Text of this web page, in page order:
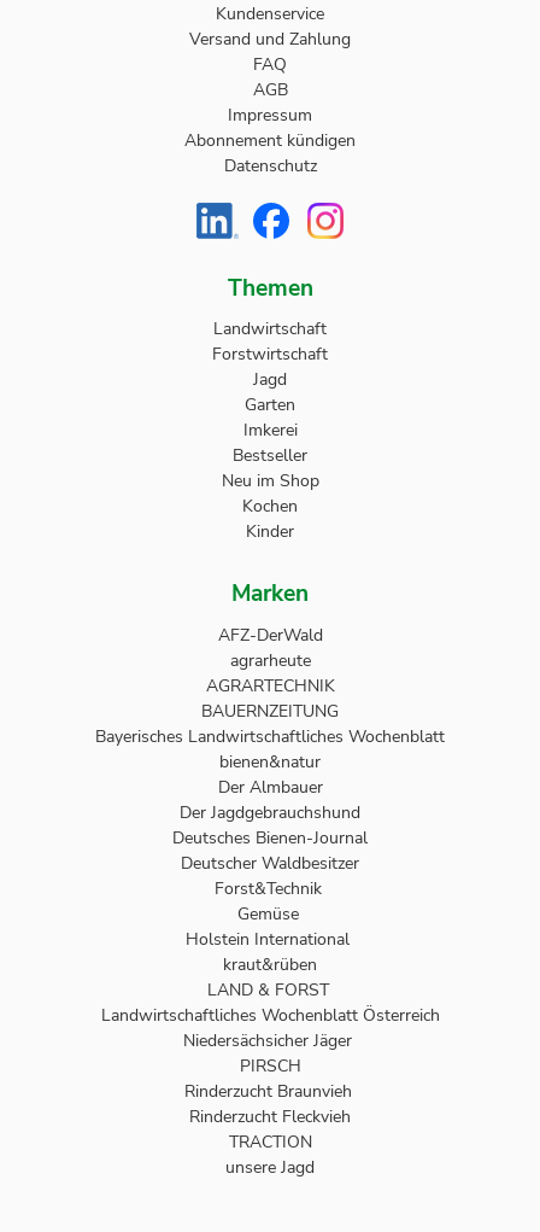
Kundenservice
Versand und Zahlung
FAQ
AGB
Impressum
Abonnement kündigen
Datenschutz
Themen
Landwirtschaft
Forstwirtschaft
Jagd
Garten
Imkerei
Bestseller
Neu im Shop
Kochen
Kinder
Marken
AFZ-DerWald
agrarheute
AGRARTECHNIK
BAUERNZEITUNG
Bayerisches Landwirtschaftliches Wochenblatt
bienen&natur
Der Almbauer
Der Jagdgebrauchshund
Deutsches Bienen-Journal
Deutscher Waldbesitzer
Forst&Technik
Gemüse
Holstein International
kraut&rüben
LAND & FORST
Landwirtschaftliches Wochenblatt Österreich
Niedersächsicher Jäger
PIRSCH
Rinderzucht Braunvieh
Rinderzucht Fleckvieh
TRACTION
unsere Jagd